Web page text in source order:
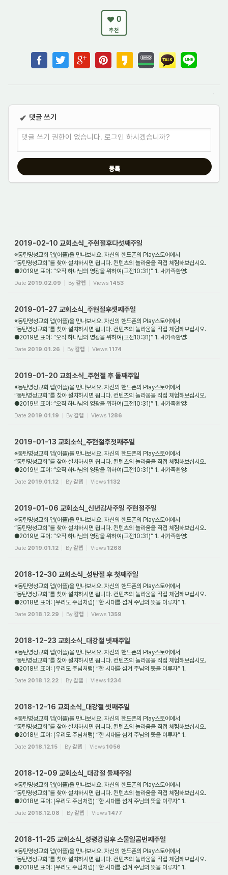
0
추천
✔ 댓글 쓰기
댓글 쓰기 권한이 없습니다. 로그인 하시겠습니까?
2019-02-10 교회소식_주현절후다섯째주일
※동탄명성교회 앱(어플)을 만나보세요. 자신의 핸드폰의 Play스토어에서
“동탄명성교회”를 찾아 설치하시면 됩니다. 컨텐츠의 놀라움을 직접 체험해보십시오.
●2019년 표어: “오직 하나님의 영광을 위하여(고전10:31)” 1. 새가족환영:
Date 2019.02.09 By갈렙 Views 1453
2019-01-27 교회소식_주현절후셋째주일
※동탄명성교회 앱(어플)을 만나보세요. 자신의 핸드폰의 Play스토어에서
“동탄명성교회”를 찾아 설치하시면 됩니다. 컨텐츠의 놀라움을 직접 체험해보십시오.
●2019년 표어: “오직 하나님의 영광을 위하여(고전10:31)” 1. 새가족환영:
동탄명성교회는 대한예수...
Date 2019.01.26 By갈렙 Views 1174
2019-01-20 교회소식_주현절 후 둘째주일
※동탄명성교회 앱(어플)을 만나보세요. 자신의 핸드폰의 Play스토어에서
“동탄명성교회”를 찾아 설치하시면 됩니다. 컨텐츠의 놀라움을 직접 체험해보십시오.
●2019년 표어: “오직 하나님의 영광을 위하여(고전10:31)” 1. 새가족환영:
동탄명성교회는 대한예수...
Date 2019.01.19 By갈렙 Views 1286
2019-01-13 교회소식_주현절후첫째주일
※동탄명성교회 앱(어플)을 만나보세요. 자신의 핸드폰의 Play스토어에서
“동탄명성교회”를 찾아 설치하시면 됩니다. 컨텐츠의 놀라움을 직접 체험해보십시오.
●2019년 표어: “오직 하나님의 영광을 위하여(고전10:31)” 1. 새가족환영:
동탄명성교회는 대한예수...
Date 2019.01.12 By갈렙 Views 1132
2019-01-06 교회소식_신년감사주일 주현절주일
※동탄명성교회 앱(어플)을 만나보세요. 자신의 핸드폰의 Play스토어에서
“동탄명성교회”를 찾아 설치하시면 됩니다. 컨텐츠의 놀라움을 직접 체험해보십시오.
●2019년 표어: “오직 하나님의 영광을 위하여(고전10:31)” 1. 새가족환영:
동탄명성교회는 대한예수...
Date 2019.01.12 By갈렙 Views 1268
2018-12-30 교회소식_성탄절 후 첫째주일
※동탄명성교회 앱(어플)을 만나보세요. 자신의 핸드폰의 Play스토어에서
“동탄명성교회”를 찾아 설치하시면 됩니다. 컨텐츠의 놀라움을 직접 체험해보십시오.
●2018년 표어: (우리도 주님처럼) “한 시대를 섬겨 주님의 뜻을 이루자” 1.
Date 2018.12.29 By갈렙 Views 1359
2018-12-23 교회소식_대강절 넷째주일
※동탄명성교회 앱(어플)을 만나보세요. 자신의 핸드폰의 Play스토어에서
“동탄명성교회”를 찾아 설치하시면 됩니다. 컨텐츠의 놀라움을 직접 체험해보십시오.
●2018년 표어: (우리도 주님처럼) “한 시대를 섬겨 주님의 뜻을 이루자” 1.
Date 2018.12.22 By갈렙 Views 1234
2018-12-16 교회소식_대강절 셋째주일
※동탄명성교회 앱(어플)을 만나보세요. 자신의 핸드폰의 Play스토어에서
“동탄명성교회”를 찾아 설치하시면 됩니다. 컨텐츠의 놀라움을 직접 체험해보십시오.
●2018년 표어: (우리도 주님처럼) “한 시대를 섬겨 주님의 뜻을 이루자” 1.
Date 2018.12.15 By갈렙 Views 1056
2018-12-09 교회소식_대강절 둘째주일
※동탄명성교회 앱(어플)을 만나보세요. 자신의 핸드폰의 Play스토어에서
“동탄명성교회”를 찾아 설치하시면 됩니다. 컨텐츠의 놀라움을 직접 체험해보십시오.
●2018년 표어: (우리도 주님처럼) “한 시대를 섬겨 주님의 뜻을 이루자” 1.
Date 2018.12.08 By갈렙 Views 1477
2018-11-25 교회소식_성령강림후 스물일곱번째주일
※동탄명성교회 앱(어플)을 만나보세요. 자신의 핸드폰의 Play스토어에서
“동탄명성교회”를 찾아 설치하시면 됩니다. 컨텐츠의 놀라움을 직접 체험해보십시오.
●2018년 표어: (우리도 주님처럼) “한 시대를 섬겨 주님의 뜻을 이루자” 1.